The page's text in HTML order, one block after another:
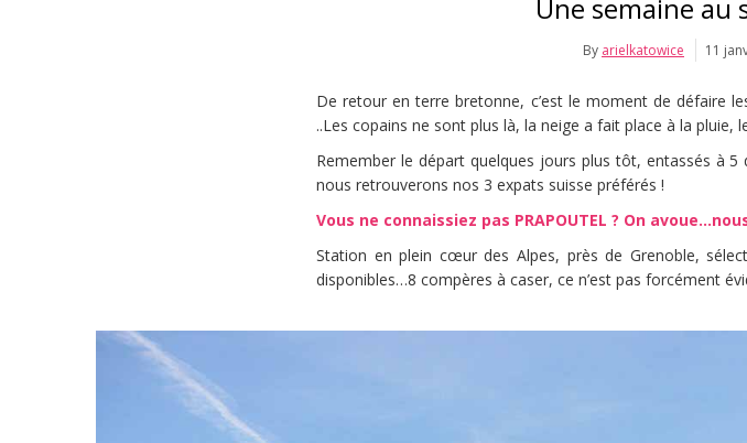
Une semaine au
By arielkatowice 11
De retour en terre bretonne, c’est le moment de défaire
..Les copains ne sont plus là, la neige a fait place à la pluie,
Remember le départ quelques jours plus tôt, entassés à
nous retrouverons nos 3 expats suisse préférés !
Vous ne connaissiez pas PRAPOUTEL ? On
Station en plein cœur des Alpes, près de Grenoble,
disponibles…8 compères à caser, ce n’est pas forcément